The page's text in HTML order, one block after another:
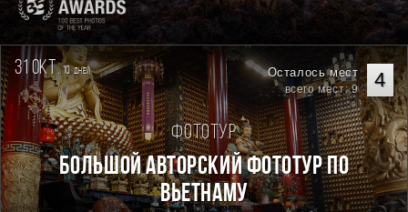
31 окт.10 дней 4
Осталось мест
всего мест: 9
Фототур
Большой авторский фототур по
Вьетнаму